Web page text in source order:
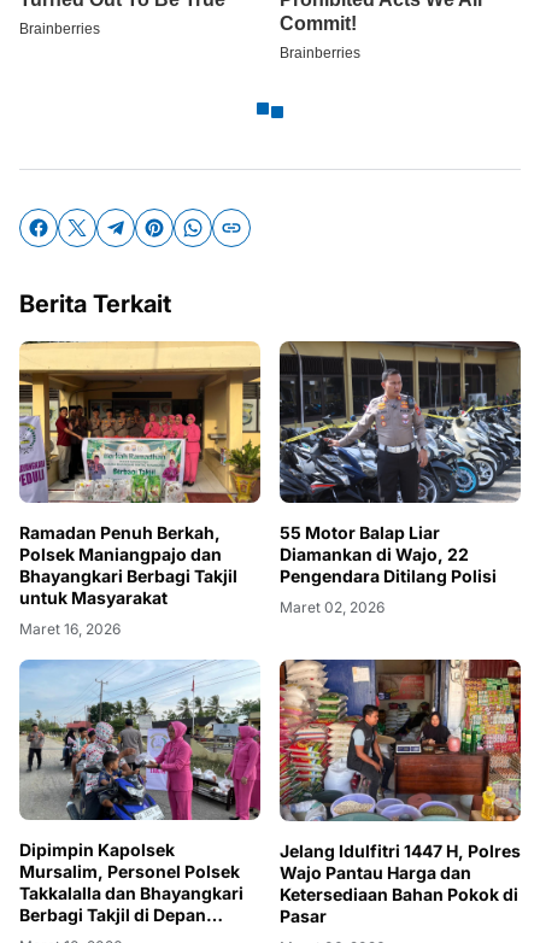
Berita Terkait
Ramadan Penuh Berkah,
Polsek Maniangpajo dan
Bhayangkari Berbagi Takjil
untuk Masyarakat
Maret 16, 2026
55 Motor Balap Liar
Diamankan di Wajo, 22
Pengendara Ditilang Polisi
Maret 02, 2026
Dipimpin Kapolsek
Mursalim, Personel Polsek
Takkalalla dan Bhayangkari
Berbagi Takjil di Depan
Mapolsek
Jelang Idulfitri 1447 H, Polres
Wajo Pantau Harga dan
Ketersediaan Bahan Pokok di
Pasar